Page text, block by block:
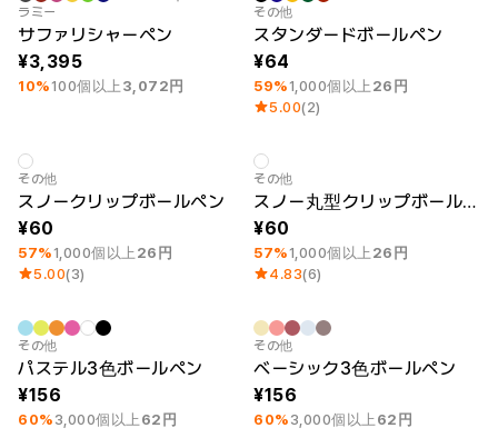
最小注文数量 10個
ラミー
サファリシャーペン
3,395
10% 100個以上 3,072円
最小注文数量 100個
その他
スタンダードボールペン
64
59% 1,000個以上 26円
5.00(2)
最小注文数量 100個
その他
スノークリップボールペン
60
57% 1,000個以上 26円
5.00(3)
最小注文数量 100個
その他
スノー丸型クリップボールペン
60
57% 1,000個以上 26円
4.83(6)
最小注文数量 100個
その他
パステル3色ボールペン
156
60% 3,000個以上 62円
最小注文数量 100個
その他
ベーシック3色ボールペン
156
60% 3,000個以上 62円